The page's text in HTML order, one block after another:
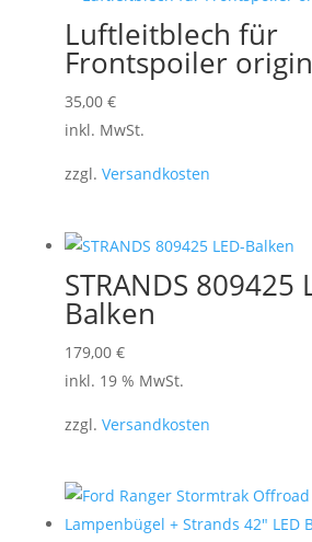
Luftleitblech für
Frontspoiler
35,00 €
mehrere
auf.
Die
Optionen
der
inkl. MwSt.
zzgl. Versandkosten
STRANDS 809425
Balken
179,00 €
inkl. 19 % MwSt.
zzgl. Versandkosten